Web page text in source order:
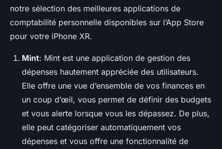
notre sélection des meilleures applications de
comptabilité personnelle disponibles sur l’App Store
pour votre iPhone XR.
Mint: Mint est une application de gestion des
dépenses hautement appréciée des utilisateurs.
Elle offre une vue d’ensemble de vos finances en
un coup d’œil, vous permet de définir des budgets
et vous alerte lorsque vous les dépassez. De plus,
elle peut catégoriser automatiquement vos
dépenses et vous offre une fonctionnalité de